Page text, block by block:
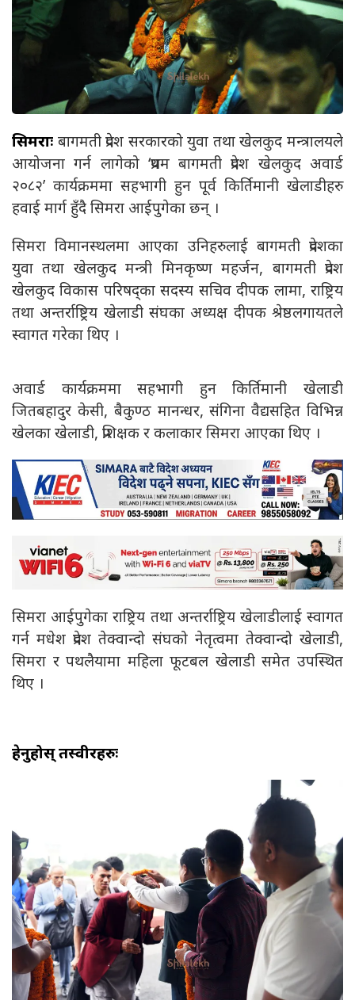
सिमराः बागमती प्रदेश सरकारको युवा तथा खेलकुद मन्त्रालयले
आयोजना गर्न लागेको ‘प्रथम बागमती प्रदेश खेलकुद अवार्ड
२०८२’ कार्यक्रममा सहभागी हुन पूर्व किर्तिमानी खेलाडीहरु
हवाई मार्ग हुँदै सिमरा आईपुगेका छन् ।
सिमरा विमानस्थलमा आएका उनिहरुलाई बागमती प्रदेशका
युवा तथा खेलकुद मन्त्री मिनकृष्ण महर्जन, बागमती प्रदेश
खेलकुद विकास परिषद्का सदस्य सचिव दीपक लामा, राष्ट्रिय
तथा अन्तर्राष्ट्रिय खेलाडी संघका अध्यक्ष दीपक श्रेष्ठलगायतले
स्वागत गरेका थिए ।
अवार्ड कार्यक्रममा सहभागी हुन किर्तिमानी खेलाडी
जितबहादुर केसी, बैकुण्ठ मानन्धर, संगिना वैद्यसहित विभिन्न
खेलका खेलाडी, प्रशिक्षक र कलाकार सिमरा आएका थिए ।
सिमरा आईपुगेका राष्ट्रिय तथा अन्तर्राष्ट्रिय खेलाडीलाई स्वागत
गर्न मधेश प्रदेश तेक्वान्दो संघको नेतृत्वमा तेक्वान्दो खेलाडी,
सिमरा र पथलैयामा महिला फूटबल खेलाडी समेत उपस्थित
थिए ।
हेर्नुहोस् तस्वीरहरुः